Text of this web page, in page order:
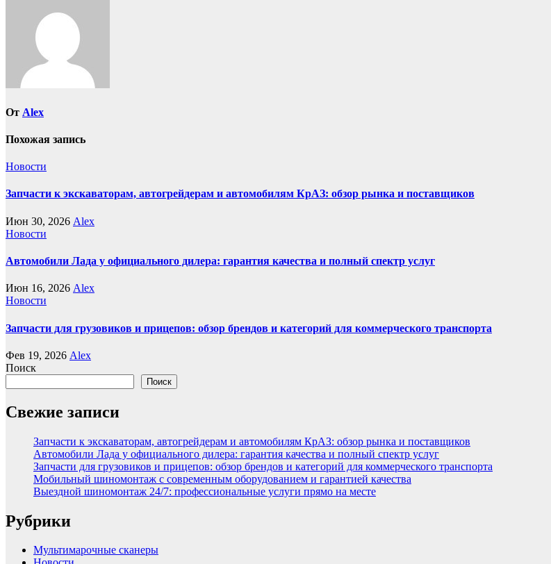
От Alex
Похожая запись
Новости
Запчасти к экскаваторам, автогрейдерам и автомобилям КрАЗ: обзор рынка и поставщиков
Июн 30, 2026 Alex
Новости
Автомобили Лада у официального дилера: гарантия качества и полный спектр услуг
Июн 16, 2026 Alex
Новости
Запчасти для грузовиков и прицепов: обзор брендов и категорий для коммерческого транспорта
Фев 19, 2026 Alex
Поиск
Поиск
Свежие записи
Запчасти к экскаваторам, автогрейдерам и автомобилям КрАЗ: обзор рынка и поставщиков
Автомобили Лада у официального дилера: гарантия качества и полный спектр услуг
Запчасти для грузовиков и прицепов: обзор брендов и категорий для коммерческого транспорта
Мобильный шиномонтаж с современным оборудованием и гарантией качества
Выездной шиномонтаж 24/7: профессиональные услуги прямо на месте
Рубрики
Мультимарочные сканеры